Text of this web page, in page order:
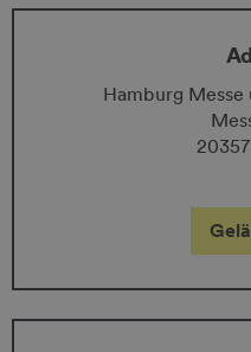
Hamburg Messe